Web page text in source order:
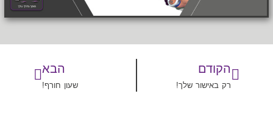
הקודם
רק באישור שלך!
הבא
שעון חורף!